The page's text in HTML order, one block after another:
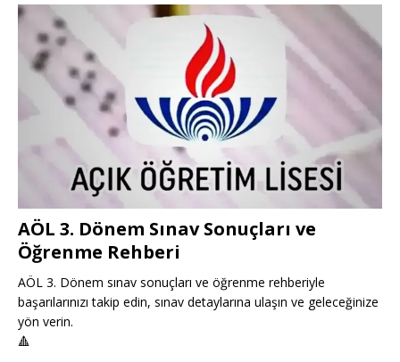
AÖL 3. Dönem Sınav Sonuçları ve
Öğrenme Rehberi
AÖL 3. Dönem sınav sonuçları ve öğrenme rehberiyle
başarılarınızı takip edin, sınav detaylarına ulaşın ve geleceğinize
yön verin.
🔺